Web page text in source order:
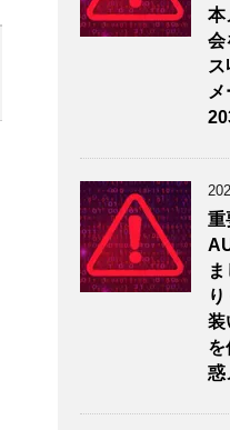
本
会
重
装
を
惑